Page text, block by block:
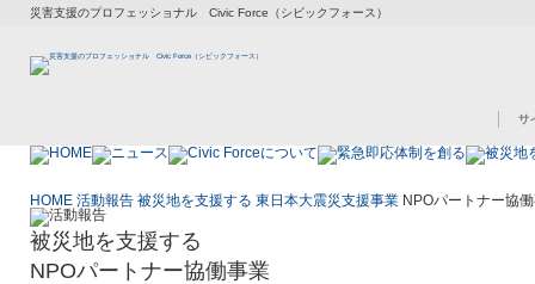
災害支援のプロフェッショナル Civic Force（シビックフォース）
HOME 活動報告 被災地を支援する 東日本大震災支援事業 NPOパートナー協
被災地を支援する
NPOパートナー協働事業